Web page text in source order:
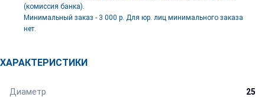
(комиссия банка).
Минимальный заказ - 3 000 р. Для юр. лиц минимального заказа
нет.
ХАРАКТЕРИСТИКИ
Диаметр
25